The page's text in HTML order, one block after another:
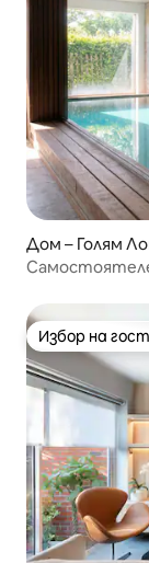
Дом – Голям
Избор на
Избор на